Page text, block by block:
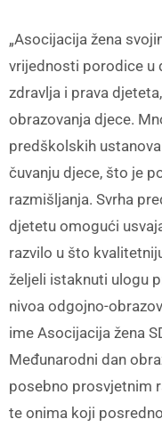
„Asocijacija žena
vrijednosti porodice u
zdravlja i prava
obrazovanja djece.
predškolskih
čuvanju djece, što je
razmišljanja. Svrha
djetetu omogući
razvilo u što
željeli istaknuti ulogu
nivoa odgojno-
ime Asocijacija žena
Međunarodni dan
posebno prosvjetnim
te onima koji